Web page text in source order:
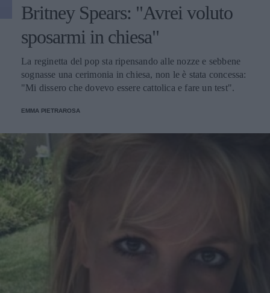
Britney Spears: "Avrei voluto
sposarmi in chiesa"
La reginetta del pop sta ripensando alle nozze e sebbene
sognasse una cerimonia in chiesa, non le è stata concessa:
"Mi dissero che dovevo essere cattolica e fare un test".
EMMA PIETRAROSA